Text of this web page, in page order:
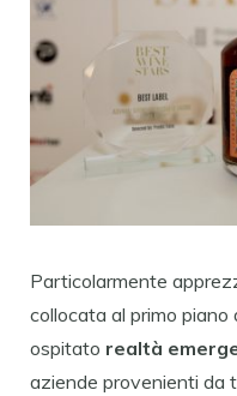
Particolarmente
collocata al primo piano
ospitato realtà
aziende provenienti da